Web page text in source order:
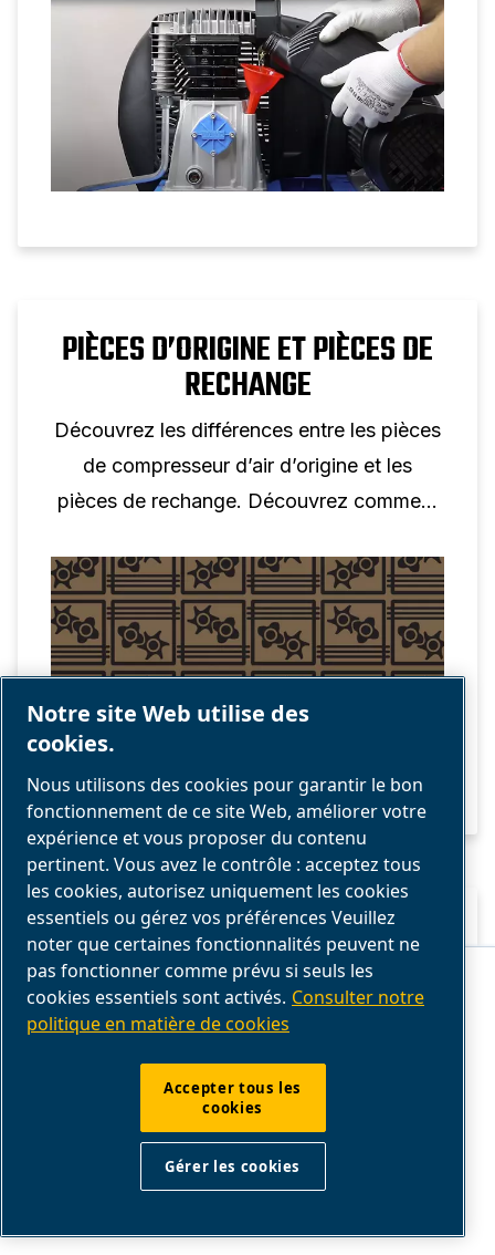
Ce site Web stocke les cookies sur votre ordinateur. Ces cookies sont
utilisés pour collecter des informations sur la manière dont vous
interagissez avec notre site Web et nous permettent de nous souvenir
de vous. Nous utilisons ces informations afin d'améliorer et de
personnaliser votre expérience de navigation, ainsi que pour
sur d'autres supports. Pour en savoir plus sur les cookies que nous
utilisons, consultez notrepolitique de confidentialité
Si vous refusez, vos informations ne seront pas suivies lors de votre
visite sur ce site. Un seul cookie sera utilisé dans votre navigateur
pour mémoriser votre préférence de ne pas être suivi.
PIÈCES D’ORIGINE ET PIÈCES DE
RECHANGE
Découvrez les différences entre les pièces
de compresseur d’air d’origine et les
pièces de rechange. Découvrez comment
performances, une fiabilité et une
rentabilité optimales.
GUIDE SUR L'HUILE POUR
COMPRESSEUR D'AIR
Un guide clair des composants des
chaque pièce fonctionne et comment les
Notre site Web utilise des
cookies.
Nous utilisons des cookies pour garantir le bon
fonctionnement de ce site Web, améliorer votre
expérience et vous proposer du contenu
pertinent. Vous avez le contrôle : acceptez tous
les cookies, autorisez uniquement les cookies
essentiels ou gérez vos préférences Veuillez
noter que certaines fonctionnalités peuvent ne
pas fonctionner comme prévu si seuls les
cookies essentiels sont activés. Consulter notre
politique en matière de cookies
Accepter tous les
cookies
Gérer les cookies